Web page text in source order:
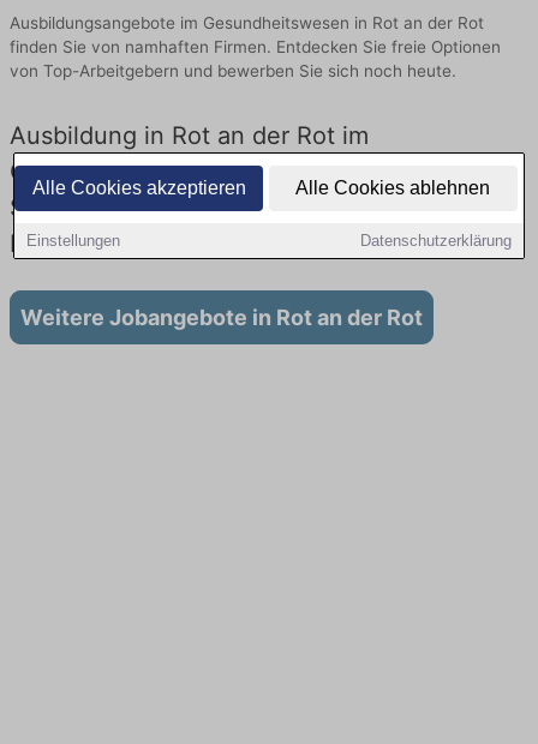
Alle Cookies akzeptieren Alle Cookies ablehnen
Einstellungen Datenschutzerklärung
Ausbildungsangebote im Gesundheitswesen in Rot an der Rot
finden Sie von namhaften Firmen. Entdecken Sie freie Optionen
von Top-Arbeitgebern und bewerben Sie sich noch heute.
Ausbildung in Rot an der Rot im
Gesundheitswesen: Aktuell gibt es keine
Stellenangebote für Ausbildung in Rot an der
Rot
Weitere Jobangebote in Rot an der Rot